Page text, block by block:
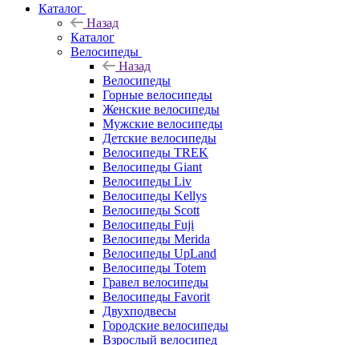
Каталог
Назад
Каталог
Велосипеды
Назад
Велосипеды
Горные велосипеды
Женские велосипеды
Мужские велосипеды
Детские велосипеды
Велосипеды TREK
Велосипеды Giant
Велосипеды Liv
Велосипеды Kellys
Велосипеды Scott
Велосипеды Fuji
Велосипеды Merida
Велосипеды UpLand
Велосипеды Totem
Гравел велосипеды
Велосипеды Favorit
Двухподвесы
Городские велосипеды
Взрослый велосипед